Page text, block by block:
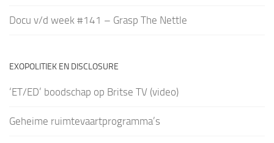
Docu v/d week #141 – Grasp The Nettle
EXOPOLITIEK EN DISCLOSURE
‘ET/ED’ boodschap op Britse TV (video)
Geheime ruimtevaartprogramma’s